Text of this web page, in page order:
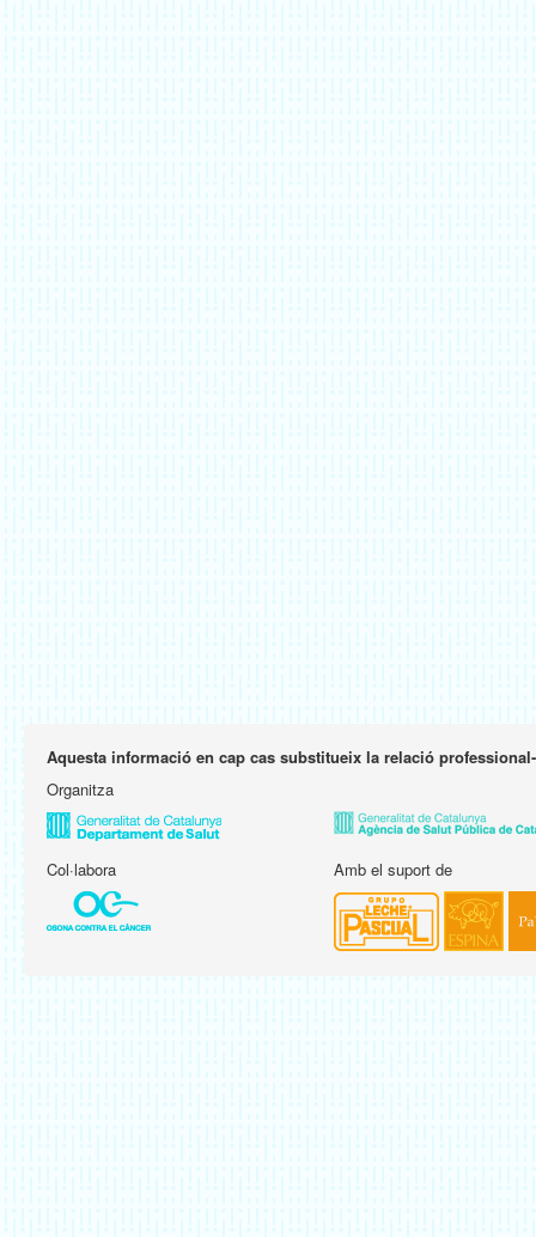
Aquesta informació en cap cas substitueix la relació
Organitza
Col·labora Amb el suport de